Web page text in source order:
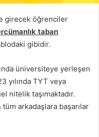
girecek öğrenciler
taban
gibidir.
üniversiteye yerleşen
yılında TYT veya
nitelik taşımaktadır.
arkadaşlara başarılar